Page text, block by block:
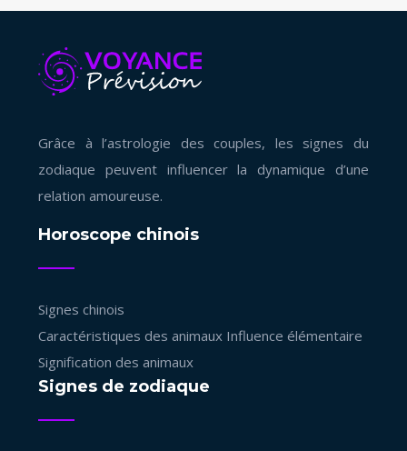
Grâce à l’astrologie des couples, les signes du
zodiaque peuvent influencer la dynamique d’une
relation amoureuse.
Horoscope chinois
Signes chinois
Caractéristiques des animaux Influence élémentaire
Signification des animaux
Signes de zodiaque